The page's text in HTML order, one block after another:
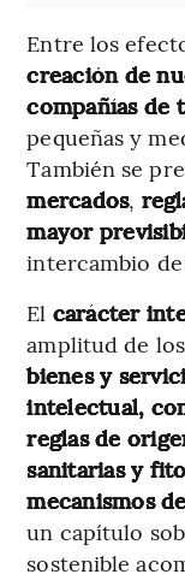
Entre los
creación de
compañías de
pequeñas y
También se
mercados,
mayor
intercambio
El carácter
amplitud de
bienes y
intelectual,
reglas de
sanitarias y
mecanismos
un capítulo
sostenible